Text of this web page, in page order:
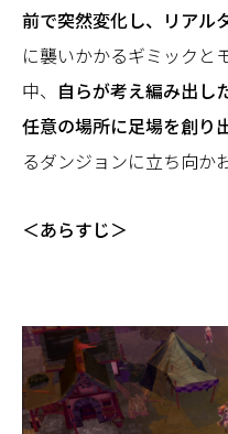
前で突然変化し、リアル
に襲いかかるギミックと
中、 自らが考え編み出し
任意の場所に足場を創り
るダンジョンに立ち向か
＜あらすじ＞